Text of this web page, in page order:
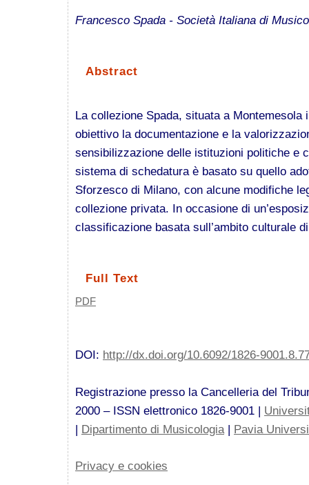
Francesco Spada - Società Italiana di
Abstract
La collezione Spada, situata a Montemesola
obiettivo la documentazione e la
sensibilizzazione delle istituzioni politiche e
sistema di schedatura è basato su quello
Sforzesco di Milano, con alcune modifiche
collezione privata. In occasione di
classificazione basata sull’ambito culturale
Full Text
PDF
DOI: http://dx.doi.org/10.6092/1826-
Registrazione presso la Cancelleria del
2000 – ISSN elettronico 1826-9001 |
| Dipartimento di Musicologia | Pavia
Privacy e cookies